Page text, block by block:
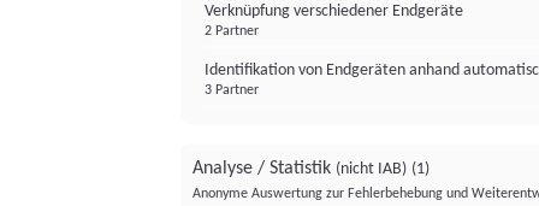
Verknüpfung verschiedener Endgeräte
2 Partner
Identifikation von Endgeräten anhand
3 Partner
Analyse / Statistik (nicht IAB) (1)
Anonyme Auswertung zur Fehlerbehebung und